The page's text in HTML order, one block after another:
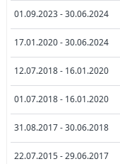
01.09.2023 - 30.06.2024
17.01.2020 - 30.06.2024
12.07.2018 - 16.01.2020
01.07.2018 - 16.01.2020
31.08.2017 - 30.06.2018
22.07.2015 - 29.06.2017